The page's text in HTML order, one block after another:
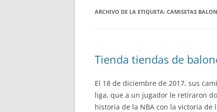
ARCHIVO DE LA ETIQUETA: CAMISETAS
Tienda tiendas de
El 18 de diciembre de 2017, sus
liga, que a un jugador le retiraron
historia de la NBA con la victoria de